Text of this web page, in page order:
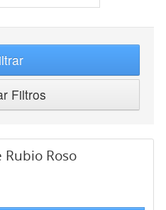
Filtros
Roso